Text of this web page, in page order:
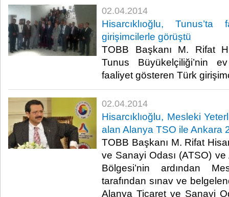
02.04.2014
Hisarcıklıoğlu,
girişimcilerle görüştü
TOBB Başkanı M. Rifat
Tunus Büyükelçiliği’nin
faaliyet gösteren Türk
02.04.2014
Hisarcıklıoğlu, Mesleki
alan Alanya TSO ile Ankara
TOBB Başkanı M. Rifat
ve Sanayi Odası (ATSO)
Bölgesi’nin ardından
tarafından sınav ve
Alanya Ticaret ve Sanayi